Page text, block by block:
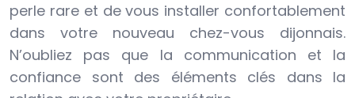
perle rare et de vous installer confortablement
dans votre nouveau chez-vous dijonnais.
N’oubliez pas que la communication et la
confiance sont des éléments clés dans la